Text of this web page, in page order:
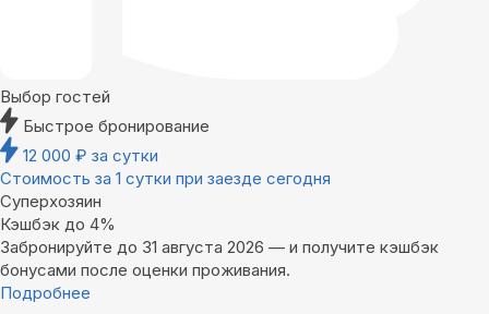
Выбор гостей
Быстрое бронирование
12 000 ₽ за сутки
Стоимость за 1 сутки при заезде сегодня
Суперхозяин
Кэшбэк до 4%
Забронируйте до 31 августа 2026 — и получите кэшбэк
бонусами после оценки проживания.
Подробнее